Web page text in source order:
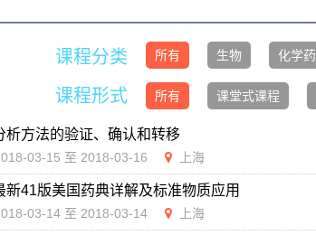
课程分类 所有 生物 化学药
课程形式 所有 课堂式课程
析方法的验证、确认和转移
03-15 至 2018-03-16 上海
新41版美国药典详解及标准物质应用
03-14 至 2018-03-14 上海